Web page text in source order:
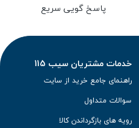
پاسخ گویی سریع
خدمات مشتریان سیب 115
راهنمای جامع خرید از سایت
سوالات متداول
رویه های بازگرداندن کالا